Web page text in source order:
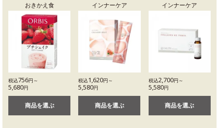
おきかえ食
税込756円～
5,680円
商品を選ぶ
インナーケア
税込1,620円～
5,580円
商品を選ぶ
インナーケア
税込2,700円～
5,580円
商品を選ぶ